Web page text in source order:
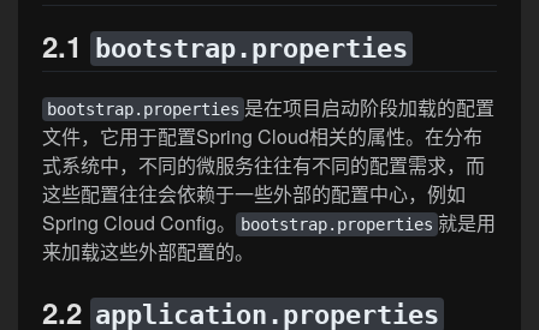
2.1 bootstrap.properties
bootstrap.properties 是在项目启动阶段加载的配置
文件，它用于配置Spring Cloud相关的属性。在分布
式系统中，不同的微服务往往有不同的配置需求，而
这些配置往往会依赖于一些外部的配置中心，例如
Spring Cloud Config。
bootstrap.properties 就是用
来加载这些外部配置的。
2.2 application.properties